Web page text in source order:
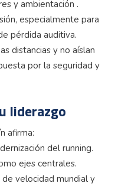
y ambientación .
especialmente para
pérdida auditiva.
distancias y no aíslan
por la seguridad y
liderazgo
afirma:
del running.
ejes centrales.
de velocidad mundial y